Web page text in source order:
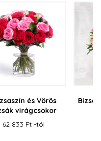
és Vörös
virágcsokor
62 833 Ft -tól